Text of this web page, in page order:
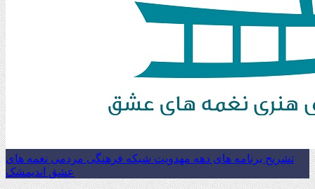
تشریح برنامه های دهه مهدویت شبکه فرهنگی مردمی نغمه های
عشق اندیمشک